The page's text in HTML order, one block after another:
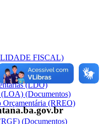
FISCAL)
(LDO)
(Documentos)
Orçamentária (RREO)
(Documentos)